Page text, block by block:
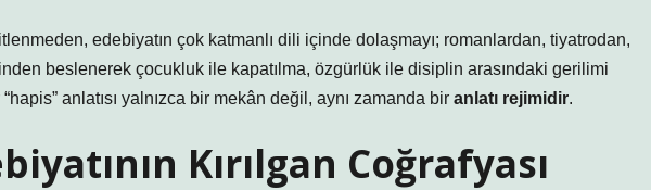
edebiyatın çok katmanlı dili içinde dolaşmayı; romanlardan, tiyatrodan,
beslenerek çocukluk ile kapatılma, özgürlük ile disiplin arasındaki gerilimi
anlatısı yalnızca bir mekân değil, aynı zamanda bir anlatı rejimidir.
Kırılgan Coğrafyası